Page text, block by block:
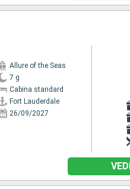
Allure of the Seas
7 g
Cabina standard
Fort Lauderdale
26/09/2027